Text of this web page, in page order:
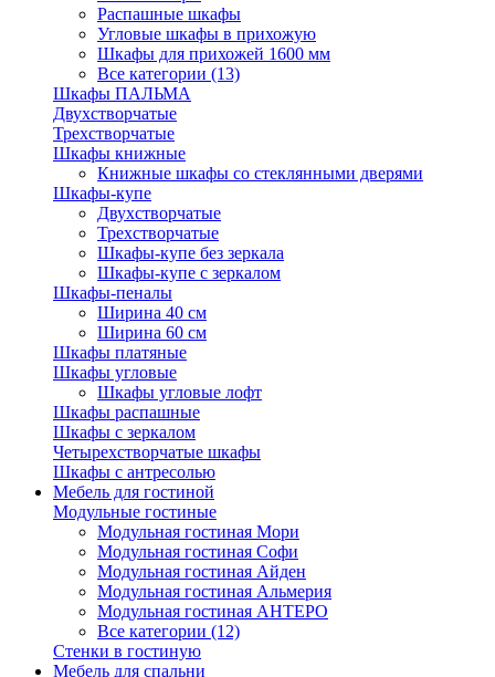
Распашные шкафы
Угловые шкафы в прихожую
Шкафы для прихожей 1600 мм
Все категории (13)
Шкафы ПАЛЬМА
Двухстворчатые
Трехстворчатые
Шкафы книжные
Книжные шкафы со стеклянными дверями
Шкафы-купе
Двухстворчатые
Трехстворчатые
Шкафы-купе без зеркала
Шкафы-купе с зеркалом
Шкафы-пеналы
Ширина 40 см
Ширина 60 см
Шкафы платяные
Шкафы угловые
Шкафы угловые лофт
Шкафы распашные
Шкафы с зеркалом
Четырехстворчатые шкафы
Шкафы с антресолью
Мебель для гостиной
Модульные гостиные
Модульная гостиная Мори
Модульная гостиная Софи
Модульная гостиная Айден
Модульная гостиная Альмерия
Модульная гостиная АНТЕРО
Все категории (12)
Стенки в гостиную
Мебель для спальни